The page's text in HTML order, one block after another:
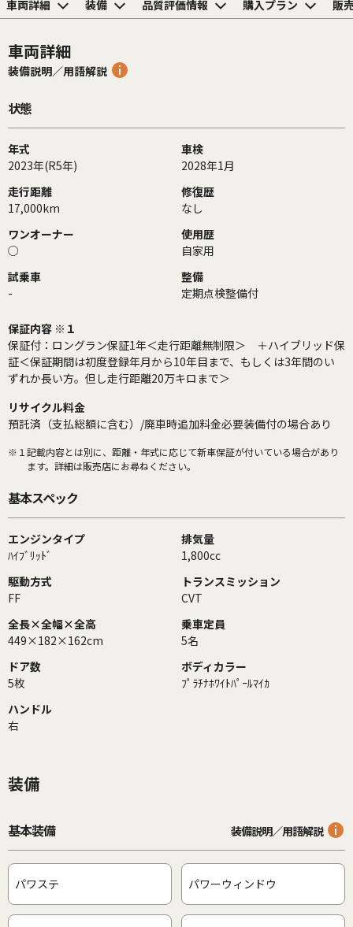
車両詳細 装備 品質評価情報 購入プラン 販
車両詳細
装備説明／用語解説
状態
年式
2023年(R5年)
車検
2028年1月
走行距離
17,000km
修復歴
なし
ワンオーナー
○
使用歴
自家用
試乗車
-
整備
定期点検整備付
保証内容 ※１
保証付：ロングラン保証1年＜走行距離無制限＞ ＋ハイブリッド保
証＜保証期間は初度登録年月から10年目まで、もしくは3年間のい
ずれか長い方。但し走行距離20万キロまで＞
リサイクル料金
預託済（支払総額に含む）/廃車時追加料金必要装備付の場合あり
※１ 記載内容とは別に、距離・年式に応じて新車保証が付いている場合があり
ます。詳細は販売店にお尋ねください。
基本スペック
エンジンタイプ
ﾊｲﾌﾞﾘｯﾄﾞ
排気量
1,800cc
駆動方式
FF
トランスミッション
CVT
全長×全幅×全高
449×182×162cm
乗車定員
5名
ドア数
5枚
ボディカラー
ﾌﾟﾗﾁﾅﾎﾜｲﾄﾊﾟｰﾙﾏｲｶ
ハンドル
右
装備
基本装備 装備説明／用語解説
パワステ パワーウィンドウ